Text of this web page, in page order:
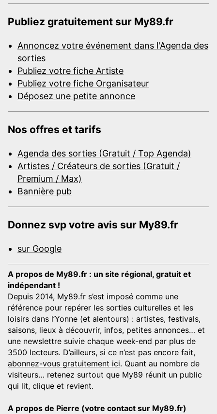
Publiez gratuitement sur My89.fr
Annoncez votre événement dans l'Agenda des
sorties
Publiez votre fiche Artiste
Publiez votre fiche Organisateur
Déposez une petite annonce
Nos offres et tarifs
Agenda des sorties (Gratuit / Top Agenda)
Artistes / Créateurs de sorties (Gratuit /
Premium / Max)
Bannière pub
Donnez svp votre avis sur My89.fr
sur Google
A propos de My89.fr : un site régional, gratuit et
indépendant !
Depuis 2014, My89.fr s’est imposé comme une
référence pour repérer les sorties culturelles et les
loisirs dans l’Yonne (et alentours) : artistes, festivals,
saisons, lieux à découvrir, infos, petites annonces… et
une newslettre suivie chaque week-end par plus de
3500 lecteurs. D’ailleurs, si ce n’est pas encore fait,
abonnez-vous gratuitement ici. Quant au nombre de
visiteurs… retenez surtout que My89 réunit un public
qui lit, clique et revient.
A propos de Pierre (votre contact sur My89.fr)